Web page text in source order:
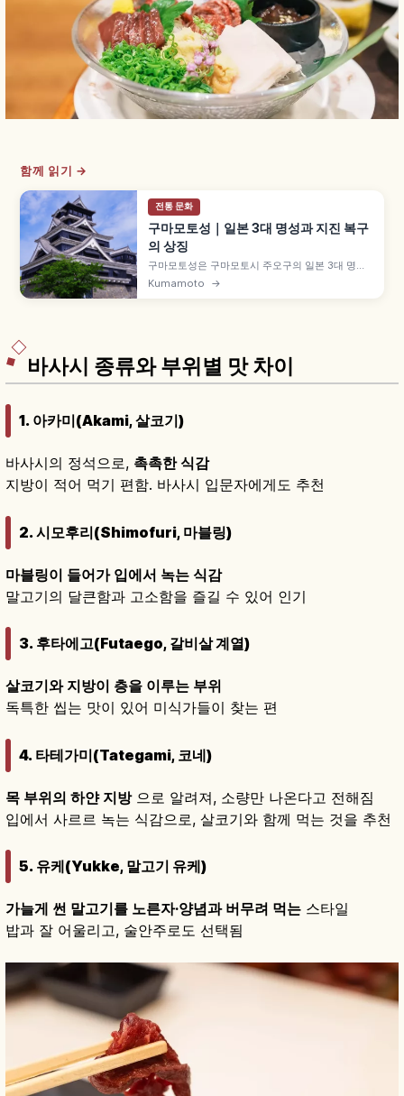
함께 읽기 →
전통 문화
구마모토성｜일본 3대 명성과 지진 복구
의 상징
구마모토성은 구마모토시 주오구의 일본 3대 명성
중 하나로, 1601~1607년 가토 기요마사가 축성했
Kumamoto →
바사시 종류와 부위별 맛 차이
1. 아카미(Akami, 살코기)
바사시의 정석으로, 촉촉한 식감
지방이 적어 먹기 편함. 바사시 입문자에게도 추천
2. 시모후리(Shimofuri, 마블링)
마블링이 들어가 입에서 녹는 식감
말고기의 달큰함과 고소함을 즐길 수 있어 인기
3. 후타에고(Futaego, 갈비살 계열)
살코기와 지방이 층을 이루는 부위
독특한 씹는 맛이 있어 미식가들이 찾는 편
4. 타테가미(Tategami, 코네)
목 부위의 하얀 지방으로 알려져, 소량만 나온다고 전해짐
입에서 사르르 녹는 식감으로, 살코기와 함께 먹는 것을 추천
5. 유케(Yukke, 말고기 유케)
가늘게 썬 말고기를 노른자·양념과 버무려 먹는 스타일
밥과 잘 어울리고, 술안주로도 선택됨